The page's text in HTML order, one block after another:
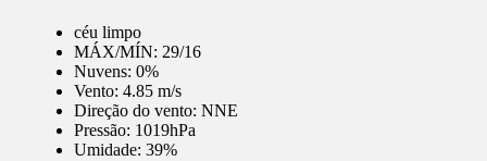
céu limpo
MÁX/MÍN: 29/16
Nuvens: 0%
Vento: 4.85 m/s
Direção do vento: NNE
Pressão: 1019hPa
Umidade: 39%